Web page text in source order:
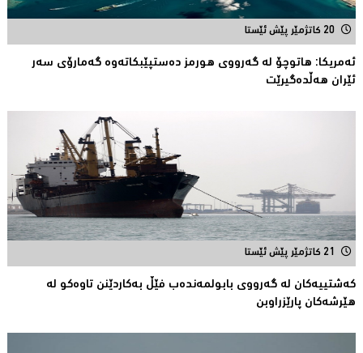
20 کاتژمێر پێش ئێستا
ئەمریكا: هاتوچۆ لە گەرووی هورمز دەستپێبكاتەوە گەمارۆی سەر
ئێران هەڵدەگیرێت
21 کاتژمێر پێش ئێستا
کەشتییەکان لە گەرووى بابولمەندەب فێڵ بەکاردێنن تاوەکو لە
هێرشەکان پارێزراوبن